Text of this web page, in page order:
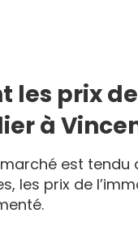
les prix de
à
est tendu
les prix de